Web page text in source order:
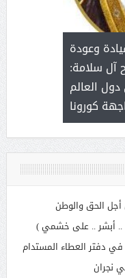
مع
بنت
وعودة
آل سلامة:
العالم
كورونا
أجل الحق والوطن
.. أبشر .. على خشمي )
دفتر العطاء المستدام
نجران